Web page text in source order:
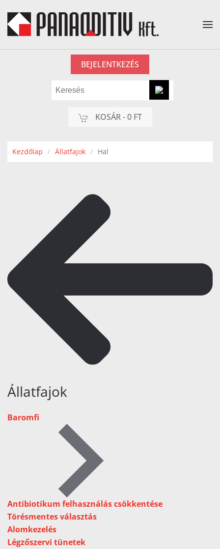
Fő tartalom átugrása
BEJELENTKEZÉS
KOSÁR -0 FT
Kezdőlap Állatfajok Hal
Állatfajok
Baromfi
Antibiotikum felhasználás csökkentése
Törésmentes választás
Alomkezelés
Légzőszervi tünetek